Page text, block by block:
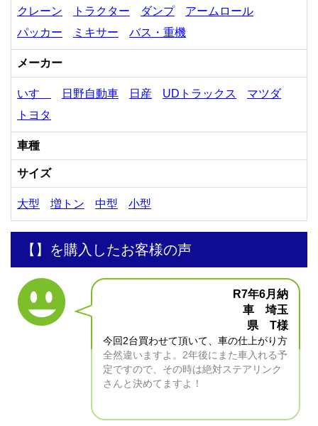
クレーン トラクター ダンプ
アームロール
パッカー
ミキサー バス・重機
メーカー
いすゞ 日野自動車 日産 UDトラックス
マツダ
トヨタ
車種
サイズ
大型 増トン 中型 小型
【】を購入したお客様の声
R7年6月納
車 埼玉
県 T様
今回2台買わせて頂いて、車の仕上がり方
全然違いますよ。2年後にまた車入れる予
定ですので、その時は絶対ステアリンク
さんと決めてますよ！